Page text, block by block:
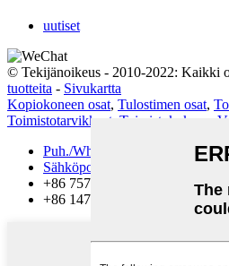
uutiset
© Tekijänoikeus - 2010-2022: Kaikki
tuotteita - Sivukartta
Kopiokoneen osat, Tulostimen osat,
Toimistotarvikkeet Toimistokokous
Puh./WhatsApp
Sähköposti
+86 757 86771039
+86 14739630203